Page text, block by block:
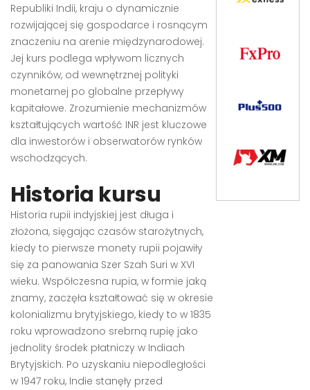
Republiki Indii, kraju o dynamicznie
rozwijającej się gospodarce i rosnącym
znaczeniu na arenie międzynarodowej.
Jej kurs podlega wpływom licznych
czynników, od wewnętrznej polityki
monetarnej po globalne przepływy
kapitałowe. Zrozumienie mechanizmów
kształtujących wartość INR jest kluczowe
dla inwestorów i obserwatorów rynków
wschodzących.
Historia kursu
Historia rupii indyjskiej jest długa i
złożona, sięgając czasów starożytnych,
kiedy to pierwsze monety rupii pojawiły
się za panowania Szer Szah Suri w XVI
wieku. Współczesna rupia, w formie jaką
znamy, zaczęła kształtować się w okresie
kolonializmu brytyjskiego, kiedy to w 1835
roku wprowadzono srebrną rupię jako
jednolity środek płatniczy w Indiach
Brytyjskich. Po uzyskaniu niepodległości
w 1947 roku, Indie stanęły przed